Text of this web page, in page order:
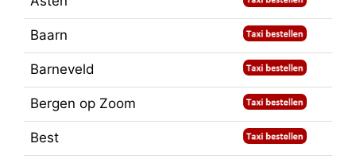
Baarn
Barneveld
Bergen op Zoom
Best